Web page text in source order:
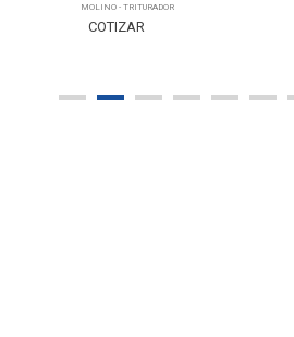
MOLINO - TRITURADOR
COTIZAR